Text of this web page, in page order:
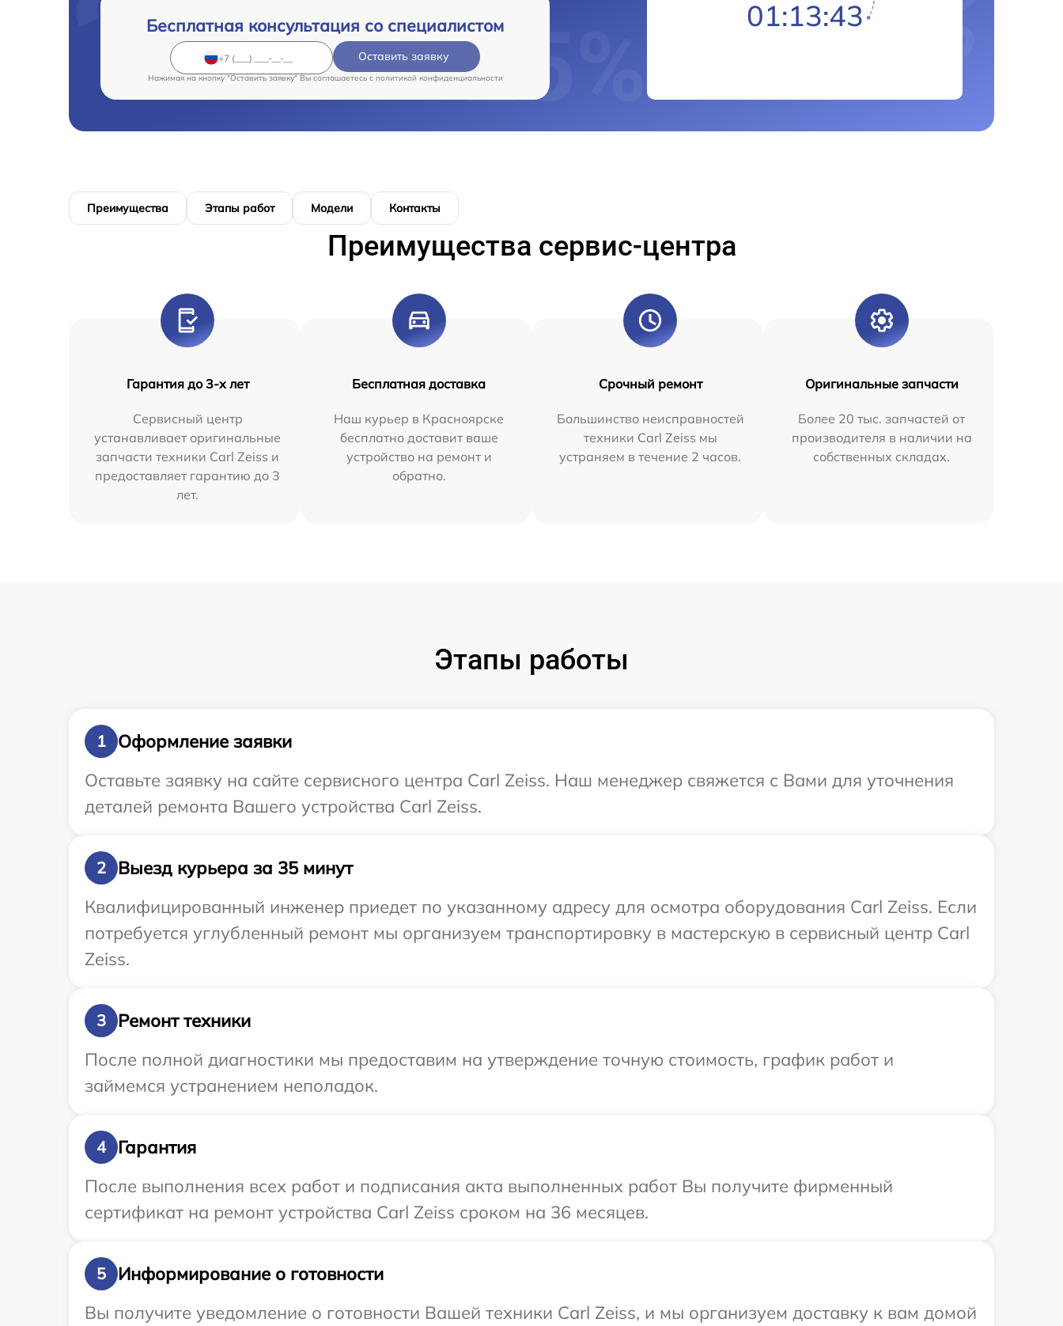
Бесплатная консультация со специалистом
Оставить заявку
Нажимая на кнопку "Оставить заявку" Вы соглашаетесь c политикой конфиденциальности
01:13:42
Преимущества Этапы работ Модели Контакты
Преимущества сервис-центра
Гарантия до 3-х лет
Сервисный центр
устанавливает оригинальные
запчасти техники Carl Zeiss и
предоставляет гарантию до 3
лет.
Бесплатная доставка
Наш курьер в Красноярске
бесплатно доставит ваше
устройство на ремонт и
обратно.
Срочный ремонт
Большинство неисправностей
техники Carl Zeiss мы
устраняем в течение 2 часов.
Оригинальные запчасти
Более 20 тыс. запчастей от
производителя в наличии на
собственных складах.
Этапы работы
1
Оформление заявки
Оставьте заявку на сайте сервисного центра Carl Zeiss. Наш менеджер свяжется с Вами для уточнения
деталей ремонта Вашего устройства Carl Zeiss.
2
Выезд курьера за 35 минут
Квалифицированный инженер приедет по указанному адресу для осмотра оборудования Carl Zeiss. Если
потребуется углубленный ремонт мы организуем транспортировку в мастерскую в сервисный центр Carl
Zeiss.
3
Ремонт техники
После полной диагностики мы предоставим на утверждение точную стоимость, график работ и
займемся устранением неполадок.
4
Гарантия
После выполнения всех работ и подписания акта выполненных работ Вы получите фирменный
сертификат на ремонт устройства Carl Zeiss сроком на 36 месяцев.
5
Информирование о готовности
Вы получите уведомление о готовности Вашей техники Carl Zeiss, и мы организуем доставку к вам домой